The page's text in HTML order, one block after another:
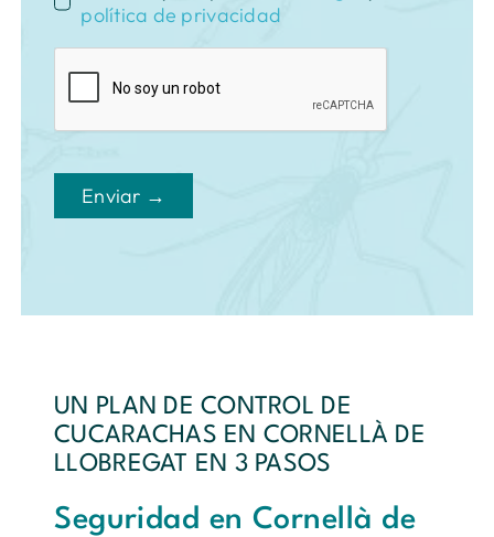
política de privacidad
Enviar →
UN PLAN DE CONTROL DE
CUCARACHAS EN CORNELLÀ DE
LLOBREGAT EN 3 PASOS
Seguridad en Cornellà de